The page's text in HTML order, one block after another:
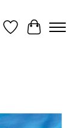
Liste de souhaits
Panier